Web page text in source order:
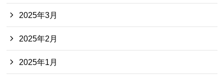
2025年3月
2025年2月
2025年1月